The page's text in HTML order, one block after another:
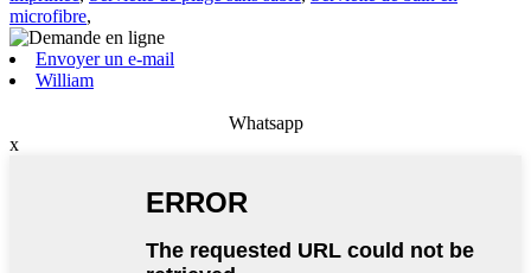
microfibre,
Envoyer un e-mail
William
Whatsapp
x